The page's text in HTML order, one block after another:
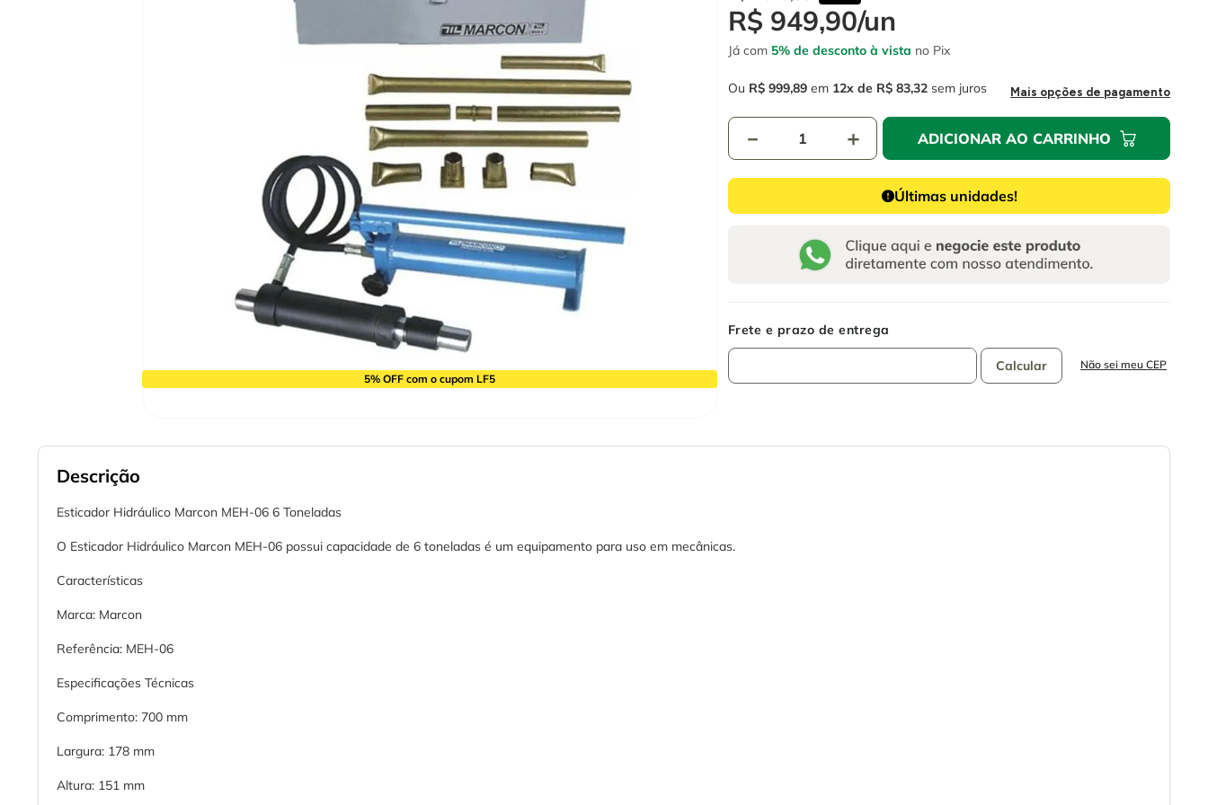
5% OFF com o cupom LF5
R$ 949,90/un
Já com 5% de desconto à vista no Pix
Ou R$ 999,89 em 12 R$ 83,32 sem juros Mais opções de pagamento
＋
－ ADICIONAR AO CARRINHO
Últimas unidades!
Não sei meu CEP
Descrição
Esticador Hidráulico Marcon MEH-06 6 Toneladas
O Esticador Hidráulico Marcon MEH-06 possui capacidade de 6 toneladas é um equipamento para uso em mecânicas.
Características
Marca: Marcon
Referência: MEH-06
Especificações Técnicas
Comprimento: 700 mm
Largura: 178 mm
Altura: 151 mm